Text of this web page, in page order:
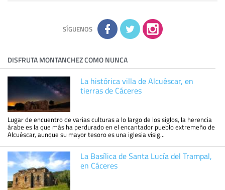
adicional y detallada sobre cómo tratamos sus datos en la
política de privacidad
SÍGUENOS
DISFRUTA MONTANCHEZ COMO NUNCA
La histórica villa de Alcuéscar, en
tierras de Cáceres
Lugar de encuentro de varias culturas a lo largo de los siglos, la herencia
árabe es la que más ha perdurado en el encantador pueblo extremeño de
Alcuéscar, aunque su mayor tesoro es una iglesia visig...
La Basílica de Santa Lucía del Trampal,
en Cáceres